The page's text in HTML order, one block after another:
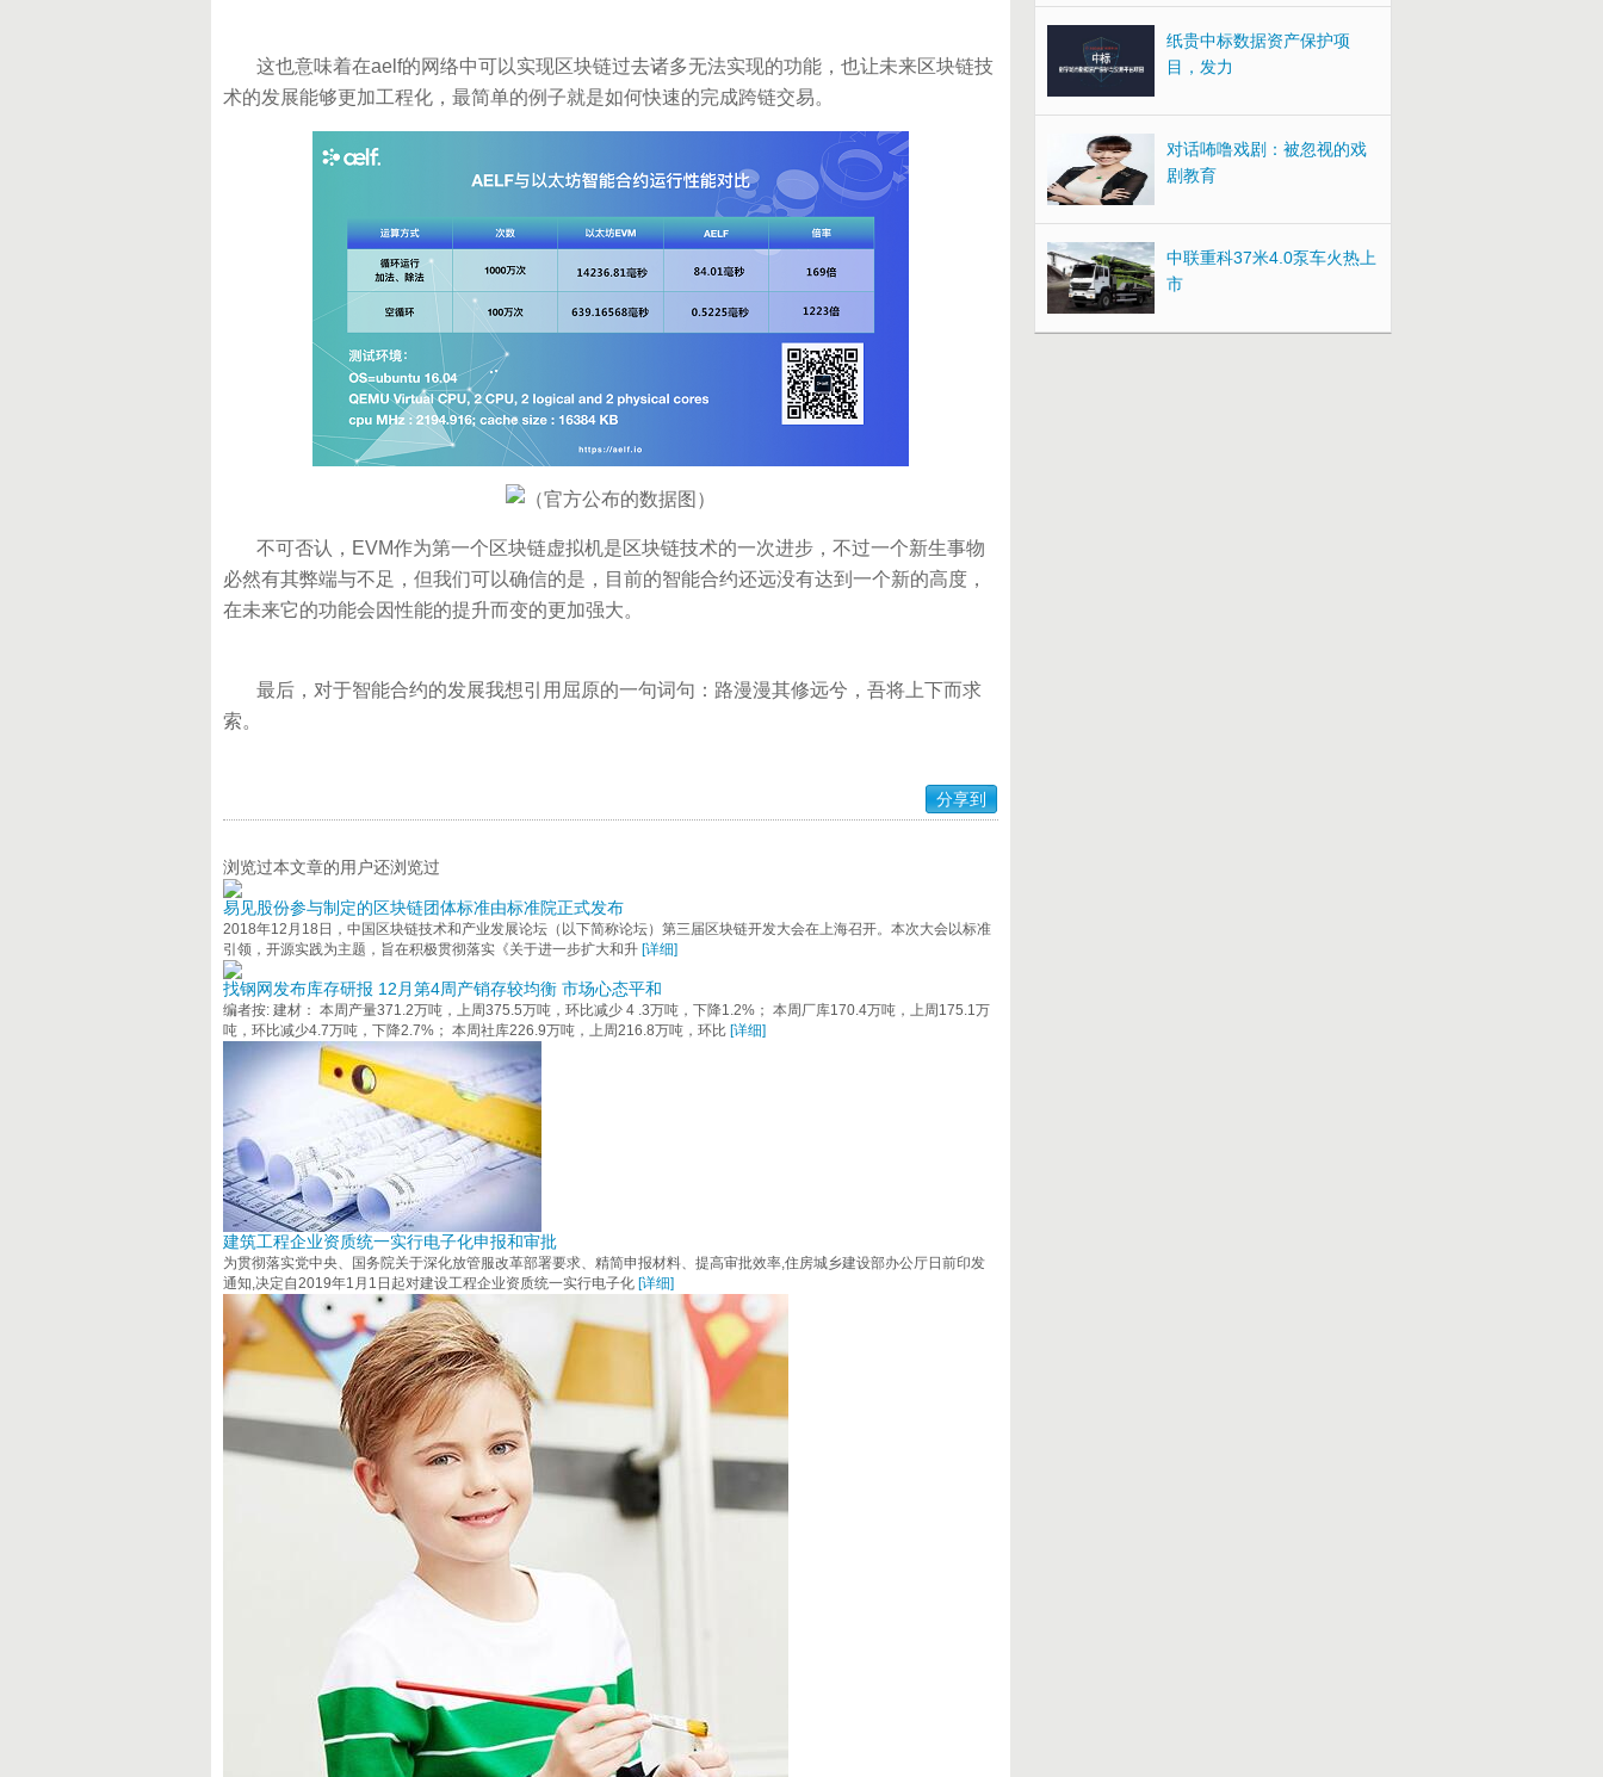
这也意味着在aelf的网络中可以实现区块链过去诸多无法实现的功能，也让未来区块链技
术的发展能够更加工程化，最简单的例子就是如何快速的完成跨链交易。
（官方公布的数据图）
不可否认，EVM作为第一个区块链虚拟机是区块链技术的一次进步，不过一个新生事物
必然有其弊端与不足，但我们可以确信的是，目前的智能合约还远没有达到一个新的高度，
在未来它的功能会因性能的提升而变的更加强大。
最后，对于智能合约的发展我想引用屈原的一句词句：路漫漫其修远兮，吾将上下而求
索。
分享到
浏览过本文章的用户还浏览过
易见股份参与制定的区块链团体标准由标准院正式发布
2018年12月18日，中国区块链技术和产业发展论坛（以下简称论坛）第三届区块链开发大会在上海召开。本次大会以标准
引领，开源实践为主题，旨在积极贯彻落实《关于进一步扩大和升 [详细]
找钢网发布库存研报 12月第4周产销存较均衡 市场心态平和
编者按: 建材： 本周产量371.2万吨，上周375.5万吨，环比减少 4 .3万吨，下降1.2%； 本周厂库170.4万吨，上周175.1万
吨，环比减少4.7万吨，下降2.7%； 本周社库226.9万吨，上周216.8万吨，环比 [详细]
建筑工程企业资质统一实行电子化申报和审批
为贯彻落实党中央、国务院关于深化放管服改革部署要求、精简申报材料、提高审批效率,住房城乡建设部办公厅日前印发
通知,决定自2019年1月1日起对建设工程企业资质统一实行电子化 [详细]
纸贵中标数据资产保护项
目，发力
对话咘噜戏剧：被忽视的戏
剧教育
中联重科37米4.0泵车火热上
市